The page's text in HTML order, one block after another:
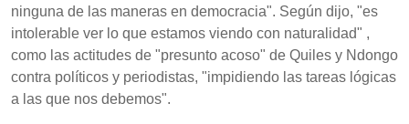
ninguna de las maneras en democracia". Según dijo, "es
intolerable ver lo que estamos viendo con naturalidad" ,
como las actitudes de "presunto acoso" de Quiles y Ndongo
contra políticos y periodistas, "impidiendo las tareas lógicas
a las que nos debemos".